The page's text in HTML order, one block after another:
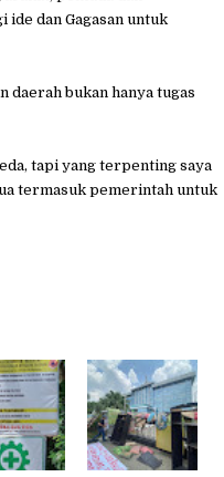
dan Gagasan untuk
daerah bukan hanya tugas
tapi yang terpenting saya
termasuk pemerintah untuk